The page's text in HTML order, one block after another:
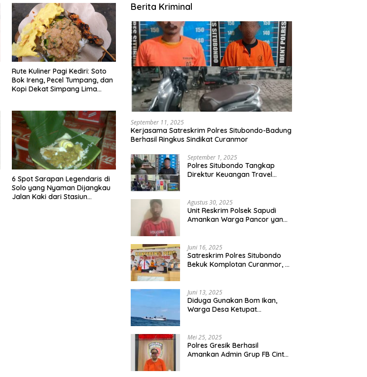
Rute Kuliner Pagi Kediri: Soto
Bok Ireng, Pecel Tumpang, dan
Kopi Dekat Simpang Lima
6 Spot Sarapan Legendaris di
Solo yang Nyaman Dijangkau
Jalan Kaki dari Stasiun
Berita Kriminal
September 11, 2025
Kerjasama Satreskrim Polres Situbondo-Badung
Berhasil Ringkus Sindikat Curanmor
September 1, 2025
Polres Situbondo Tangkap
Direktur Keuangan Travel
Agustus 30, 2025
Unit Reskrim Polsek Sapudi
Amankan Warga Pancor yang
Juni 16, 2025
Satreskrim Polres Situbondo
Bekuk Komplotan Curanmor, 9
Juni 13, 2025
Diduga Gunakan Bom Ikan,
Warga Desa Ketupat
Mei 25, 2025
Polres Gresik Berhasil
Amankan Admin Grup FB Cinta